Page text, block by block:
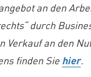
an den
durch
Verkauf an den
finden Sie hier.